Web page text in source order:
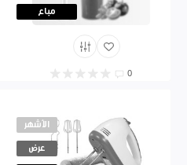
مباع
0
الأشهر
عرض